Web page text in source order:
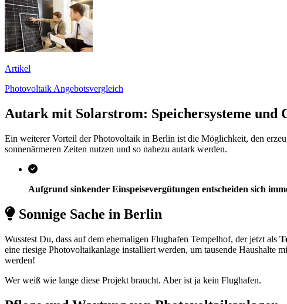
Artikel
Photovoltaik Angebotsvergleich
Autark mit Solarstrom: Speichersysteme und
Ein weiterer Vorteil der Photovoltaik in Berlin ist die Möglichkeit, den
sonnenärmeren Zeiten nutzen und so nahezu autark werden.
Aufgrund sinkender Einspeisevergütungen entscheiden sich
Sonnige Sache in Berlin
Wusstest Du, dass auf dem ehemaligen Flughafen Tempelhof, der jetzt als
eine riesige Photovoltaikanlage installiert werden, um tausende Haushalte
werden!
Wer weiß wie lange diese Projekt braucht. Aber ist ja kein Flughafen.